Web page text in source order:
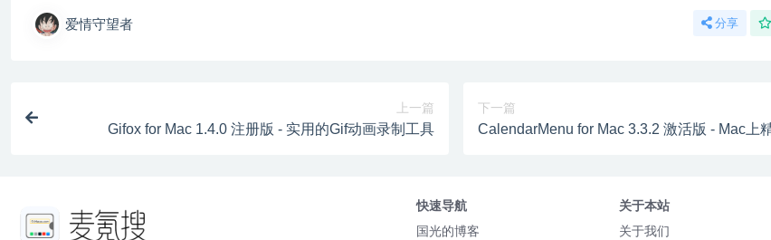
爱情守望者 分享
上一篇
Gifox for Mac 1.4.0 注册版 - 实用的Gif动画录制工具
下一篇
CalendarMenu for Mac 3.3.2 激活版 - Mac上
快速导航
国光的博客
关于本站
关于我们